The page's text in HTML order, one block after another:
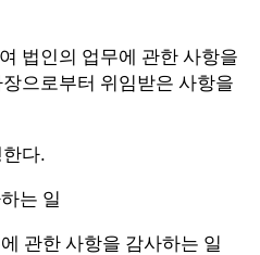
법인의 업무에 관한 사항을
으로부터 위임받은 사항을
다.
는 일
관한 사항을 감사하는 일